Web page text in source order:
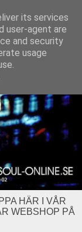
HÄR I VÅR
WEBSHOP PÅ
its services
user-agent are
and security
usage